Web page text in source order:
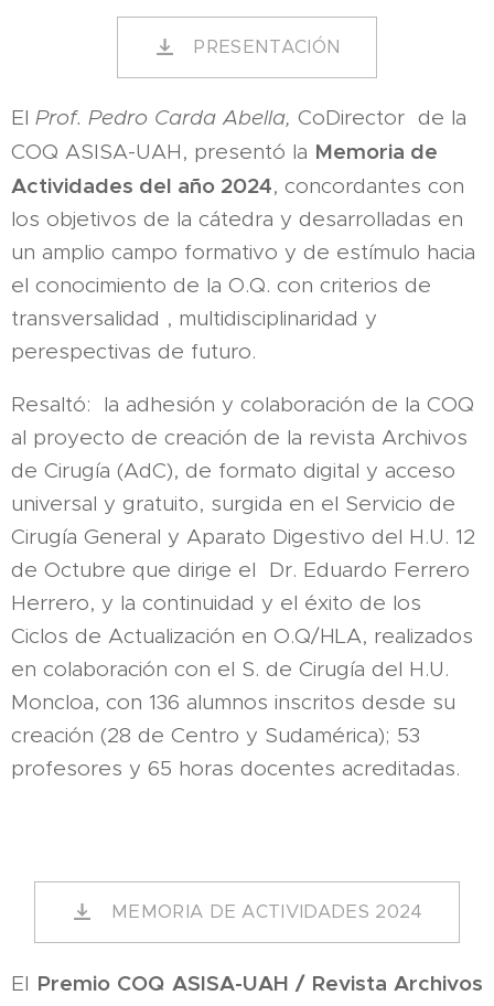
PRESENTACIÓN
El Prof. Pedro Carda Abella, CoDirector de la
COQ ASISA-UAH, presentó la Memoria de
Actividades del año 2024, concordantes con
los objetivos de la cátedra y desarrolladas en
un amplio campo formativo y de estímulo hacia
el conocimiento de la O.Q. con criterios de
transversalidad , multidisciplinaridad y
perespectivas de futuro.
Resaltó: la adhesión y colaboración de la COQ
al proyecto de creación de la revista Archivos
de Cirugía (AdC), de formato digital y acceso
universal y gratuito, surgida en el Servicio de
Cirugía General y Aparato Digestivo del H.U. 12
de Octubre que dirige el Dr. Eduardo Ferrero
Herrero, y la continuidad y el éxito de los
Ciclos de Actualización en O.Q/HLA, realizados
en colaboración con el S. de Cirugía del H.U.
Moncloa, con 136 alumnos inscritos desde su
creación (28 de Centro y Sudamérica); 53
profesores y 65 horas docentes acreditadas.
MEMORIA DE ACTIVIDADES 2024
El Premio COQ ASISA-UAH / Revista Archivos